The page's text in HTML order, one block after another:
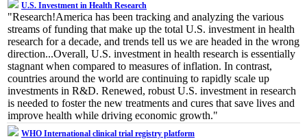
U.S. Investment in Health Research
"Research!America has been tracking and analyzing the various
streams of funding that make up the total U.S. investment in health
research for a decade, and trends tell us we are headed in the wrong
direction...Overall, U.S. investment in health research is essentially
stagnant when compared to measures of inflation. In contrast,
countries around the world are continuing to rapidly scale up
investments in R&D. Renewed, robust U.S. investment in research
is needed to foster the new treatments and cures that save lives and
improve health while driving economic growth."
WHO International clinical trial registry platform